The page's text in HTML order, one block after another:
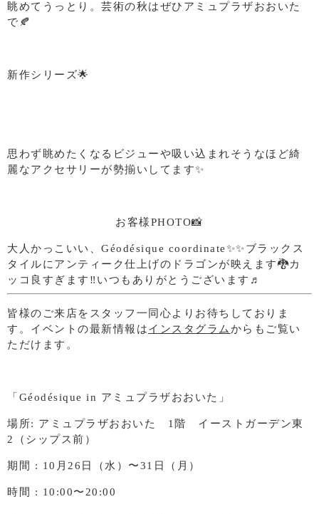
眺めてうっとり。芸術の秋はぜひアミュプラザおおいた
で🍂
新作シリーズ🌟
思わず眺めたくなるビジューや吸い込まれそうなほど綺
麗なアクセサリーが勢揃いしてます✨
お客様PHOTO📸
大人かっこいい、Géodésique coordinate✨✨ブラックス
タイルにアンティーク仕上げのドラゴンが映えます🐉カ
ッコ良すぎます‼️いつもありがとうございます♬
皆様のご来店をスタッフ一同心よりお待ちしておりま
す。イベントの最新情報はインスタグラム からもご覧い
ただけます。
「Géodésique in アミュプラザおおいた」
場所: アミュプラザおおいた 1階 イーストガーデン東
2（シップス前）
期間 : 10月26日（水）〜31日（月）
時間 : 10:00〜20:00